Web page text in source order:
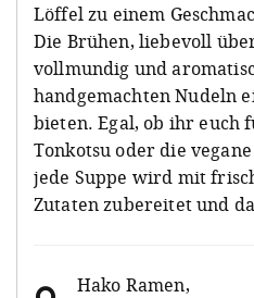
Löffel zu einem
Die Brühen, liebevoll
vollmundig und
handgemachten Nudeln
bieten. Egal, ob ihr euch
Tonkotsu oder die
jede Suppe wird mit
Zutaten zubereitet und
Hako Ramen,